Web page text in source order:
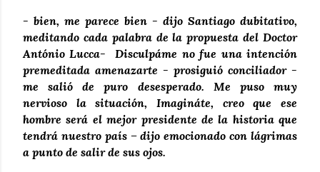
- bien, me parece bien - dijo Santiago dubitativo,
meditando cada palabra de la propuesta del Doctor
António Lucca- Disculpáme no fue una intención
premeditada amenazarte - prosiguió conciliador -
me salió de puro desesperado. Me puso muy
nervioso la situación, Imagináte, creo que ese
hombre será el mejor presidente de la historia que
tendrá nuestro país – dijo emocionado con lágrimas
a punto de salir de sus ojos.